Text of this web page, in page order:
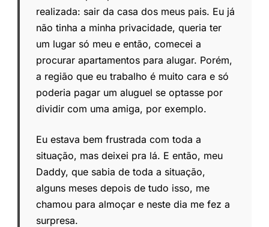
realizada: sair da casa dos meus pais. Eu já
não tinha a minha privacidade, queria ter
um lugar só meu e então, comecei a
procurar apartamentos para alugar. Porém,
a região que eu trabalho é muito cara e só
poderia pagar um aluguel se optasse por
dividir com uma amiga, por exemplo.
Eu estava bem frustrada com toda a
situação, mas deixei pra lá. E então, meu
Daddy, que sabia de toda a situação,
alguns meses depois de tudo isso, me
chamou para almoçar e neste dia me fez a
surpresa.